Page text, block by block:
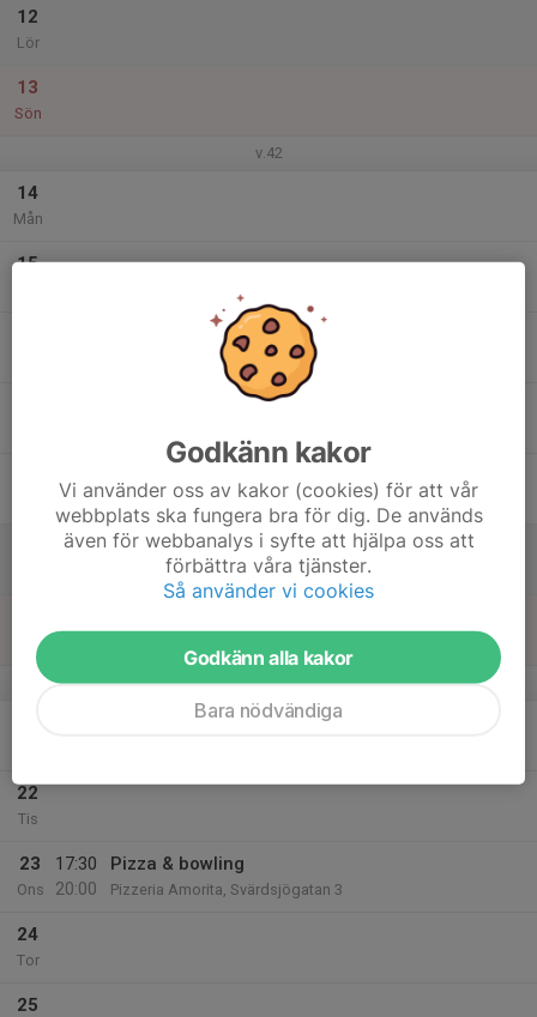
12
Lör
13
Sön
v.42
14
Mån
15
Sön
v.43
22
Tis
23
Ons
17:30
20:00
Pizza & bowling
Pizzeria Amorita, Svärdsjögatan 3
24
Tor
25
Godkänn kakor
Vi använder oss av kakor (cookies) för att vår
webbplats ska fungera bra för dig. De används
även för webbanalys i syfte att hjälpa oss att
förbättra våra tjänster.
Så använder vi cookies
Godkänn alla kakor
Bara nödvändiga